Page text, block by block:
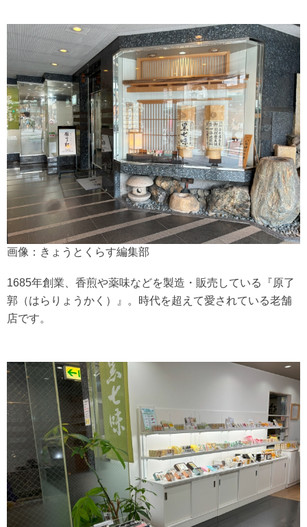
画像：きょうとくらす編集部
1685年創業、香煎や薬味などを製造・販売している『原了
郭（はらりょうかく）』。時代を超えて愛されている老舗
店です。